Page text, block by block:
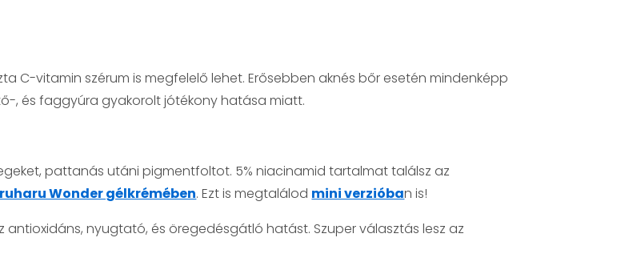
C-vitamin szérum is megfelelő lehet. Erősebben aknés bőr esetén mindenképp
, és faggyúra gyakorolt jótékony hatása miatt.
pattanás utáni pigmentfoltot. 5% niacinamid tartalmat találsz az
Wonder gélkrémében. Ezt is megtalálod mini verzióban is!
antioxidáns, nyugtató, és öregedésgátló hatást. Szuper választás lesz az